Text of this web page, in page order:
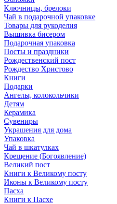
Ключницы, брелоки
Чай в подарочной упаковке
Товары для рукоделия
Вышивка бисером
Подарочная упаковка
Посты и праздники
Рождественский пост
Рождество Христово
Книги
Подарки
Ангелы, колокольчики
Детям
Керамика
Сувениры
Украшения для дома
Упаковка
Чай в шкатулках
Крещение (Богоявление)
Великий пост
Книги к Великому посту
Иконы к Великому посту
Пасха
Книги к Пасхе